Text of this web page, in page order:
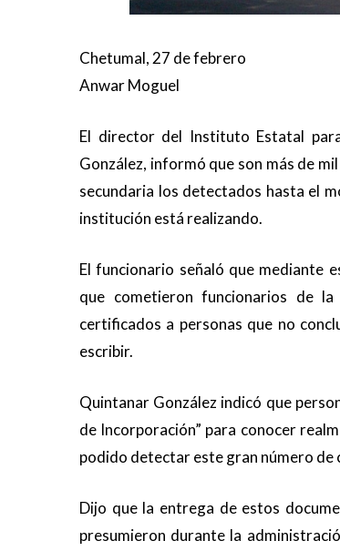
Chetumal, 27 de febrero
Anwar Moguel
El director del Instituto Estatal
González, informó que son más de
secundaria los detectados hasta el
institución está realizando.
El funcionario señaló que mediante
que cometieron funcionarios de
certificados a personas que no
escribir.
Quintanar González indicó que
de Incorporación” para conocer
podido detectar este gran número
Dijo que la entrega de estos
presumieron durante la